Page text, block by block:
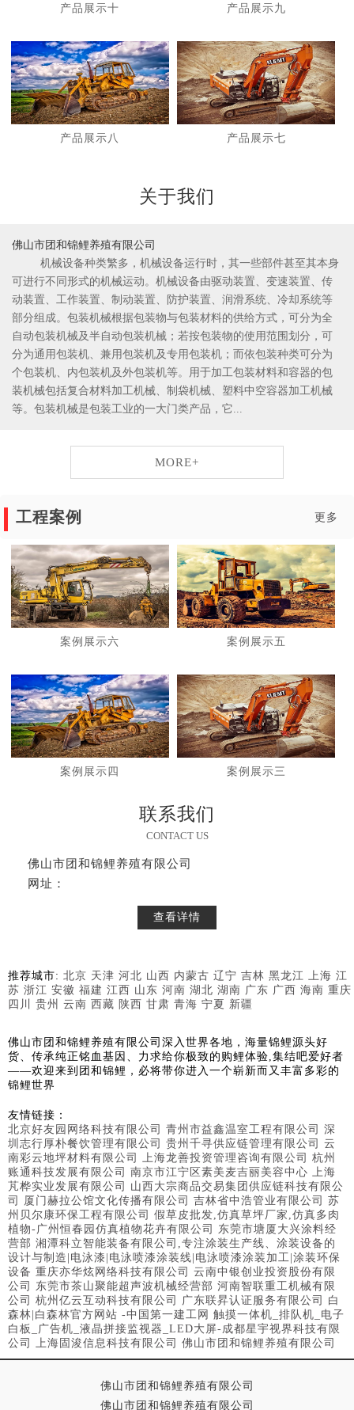
2
产品展示十 产品展示九
产品展示八 产品展示七
关于我们
佛山市团和锦鲤养殖有限公司
机械设备种类繁多，机械设备运行时，其一些部件甚至其本身
可进行不同形式的机械运动。机械设备由驱动装置、变速装置、传
动装置、工作装置、制动装置、防护装置、润滑系统、冷却系统等
部分组成。包装机械根据包装物与包装材料的供给方式，可分为全
自动包装机械及半自动包装机械；若按包装物的使用范围划分，可
分为通用包装机、兼用包装机及专用包装机；而依包装种类可分为
个包装机、内包装机及外包装机等。用于加工包装材料和容器的包
装机械包括复合材料加工机械、制袋机械、塑料中空容器加工机械
等。包装机械是包装工业的一大门类产品，它...
MORE+
工程案例 更多
案例展示六 案例展示五
案例展示四 案例展示三
联系我们
CONTACT US
佛山市团和锦鲤养殖有限公司
网址：
查看详情
推荐城市: 北京 天津 河北 山西 内蒙古 辽宁 吉林 黑龙江 上海 江
苏 浙江 安徽 福建 江西 山东 河南 湖北 湖南 广东 广西 海南 重庆
四川
贵州 云南 西藏 陕西 甘肃 青海 宁夏 新疆
佛山市团和锦鲤养殖有限公司深入世界各地，海量锦鲤源头好
货、传承纯正铭血基因、力求给你极致的购鲤体验,集结吧爱好者
——欢迎来到团和锦鲤，必将带你进入一个崭新而又丰富多彩的
锦鲤世界
友情链接：
北京好友园网络科技有限公司
青州市益鑫温室工程有限公司
深
圳志行厚朴餐饮管理有限公司
贵州千寻供应链管理有限公司
云
南彩云地坪材料有限公司
上海龙善投资管理咨询有限公司
杭州
账通科技发展有限公司
南京市江宁区素美麦吉丽美容中心 上海
芃桦实业发展有限公司
山西大宗商品交易集团供应链科技有限公
司
厦门赫拉公馆文化传播有限公司 吉林省中浩管业有限公司
苏
州贝尔康环保工程有限公司
假草皮批发,仿真草坪厂家,仿真多肉
植物-广州恒春园仿真植物花卉有限公司
东莞市塘厦大兴涂料经
营部 湘潭科立智能装备有限公司,专注涂装生产线、涂装设备的
设计与制造|电泳漆|电泳喷漆涂装线|电泳喷漆涂装加工|涂装环保
设备 重庆亦华炫网络科技有限公司
云南中银创业投资股份有限
公司
东莞市茶山聚能超声波机械经营部 河南智联重工机械有限
公司
杭州亿云互动科技有限公司 广东联昇认证服务有限公司
白
森林|白森林官方网站 -中国第一建工网 触摸一体机_排队机_电子
白板_广告机_液晶拼接监视器_LED大屏-成都星宇视界科技有限
公司
上海固浚信息科技有限公司 佛山市团和锦鲤养殖有限公司
佛山市团和锦鲤养殖有限公司
佛山市团和锦鲤养殖有限公司